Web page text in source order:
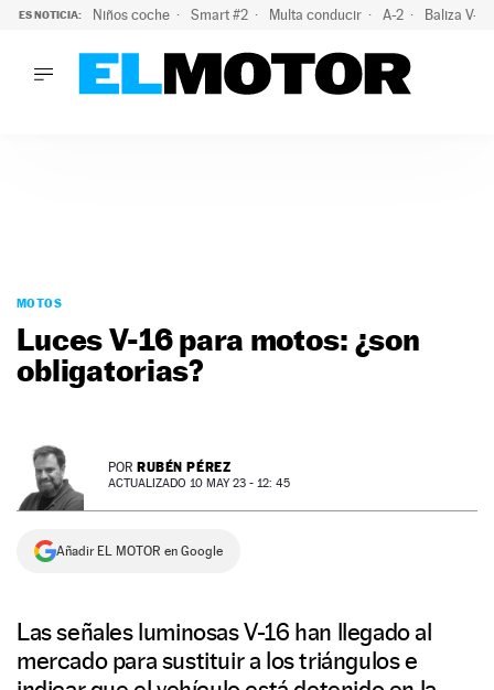
ES NOTICIA: Niños coche Smart #2 Multa conducir A-2 Baliza V-
PODCAST
MOTOS
TECNOLOGÍA
SUPERCOCHES
PREMIOS
SERVICIOS
MOTOS
Luces V-16 para motos: ¿son
obligatorias?
POR RUBÉN PÉREZ
ACTUALIZADO 10 MAY 23 - 12: 45
Añadir EL MOTOR en Google
Las señales luminosas V-16 han llegado al
mercado para sustituir a los triángulos e